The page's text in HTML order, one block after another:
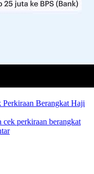
Berangkat Haji
cek perkiraan berangkat